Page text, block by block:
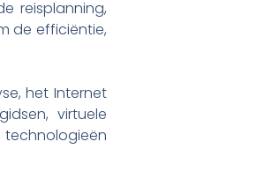
reisplanning,
de efficiëntie,
het Internet
virtuele